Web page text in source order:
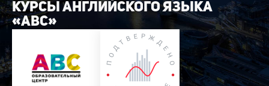
КУРСЫ АНГЛИЙСКОГО ЯЗЫКА
«ABC»